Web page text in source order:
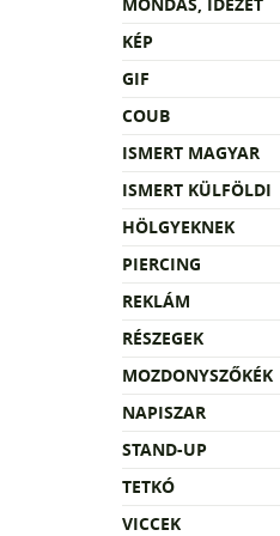
KÉP
GIF
COUB
ISMERT MAGYAR
ISMERT KÜLFÖLDI
HÖLGYEKNEK
PIERCING
REKLÁM
RÉSZEGEK
MOZDONYSZŐKÉK
NAPISZAR
STAND-UP
TETKÓ
VICCEK